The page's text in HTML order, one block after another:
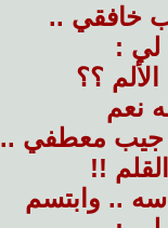
خافقي ..
لي :
؟؟
نعم
معطفي ..
!!
.. وابتسم